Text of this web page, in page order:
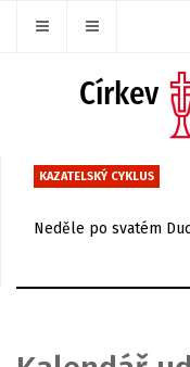
KAZATELSKÝ CYKLUS
Neděle po svatém